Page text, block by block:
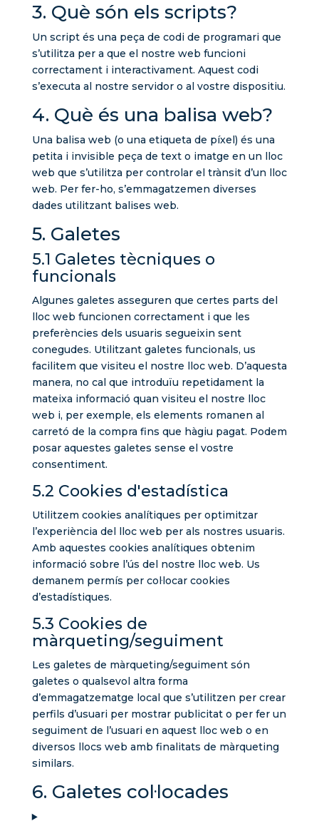
3. Què són els scripts?
Un script és una peça de codi de programari que
s’utilitza per a que el nostre web funcioni
correctament i interactivament. Aquest codi
s’executa al nostre servidor o al vostre dispositiu.
4. Què és una balisa web?
Una balisa web (o una etiqueta de píxel) és una
petita i invisible peça de text o imatge en un lloc
web que s’utilitza per controlar el trànsit d’un lloc
web. Per fer-ho, s’emmagatzemen diverses
dades utilitzant balises web.
5. Galetes
5.1 Galetes tècniques o
funcionals
Algunes galetes asseguren que certes parts del
lloc web funcionen correctament i que les
preferències dels usuaris segueixin sent
conegudes. Utilitzant galetes funcionals, us
facilitem que visiteu el nostre lloc web. D’aquesta
manera, no cal que introduïu repetidament la
mateixa informació quan visiteu el nostre lloc
web i, per exemple, els elements romanen al
carretó de la compra fins que hàgiu pagat. Podem
posar aquestes galetes sense el vostre
consentiment.
5.2 Cookies d'estadística
Utilitzem cookies analítiques per optimitzar
l’experiència del lloc web per als nostres usuaris.
Amb aquestes cookies analítiques obtenim
informació sobre l’ús del nostre lloc web. Us
demanem permís per col·locar cookies
d’estadístiques.
5.3 Cookies de
màrqueting/seguiment
Les galetes de màrqueting/seguiment són
galetes o qualsevol altra forma
d’emmagatzematge local que s’utilitzen per crear
perfils d’usuari per mostrar publicitat o per fer un
seguiment de l’usuari en aquest lloc web o en
diversos llocs web amb finalitats de màrqueting
similars.
6. Galetes col·locades